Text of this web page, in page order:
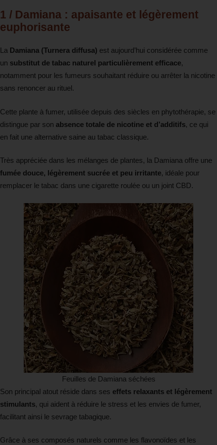
1 / Damiana : apaisante et légèrement
euphorisante
La Damiana (Turnera diffusa) est aujourd’hui considérée comme
un substitut de tabac naturel particulièrement efficace,
notamment pour les fumeurs souhaitant réduire ou arrêter la nicotine
sans renoncer au rituel.
Cette plante à fumer, utilisée depuis des siècles en phytothérapie, se
distingue par son absence totale de nicotine et d’additifs, ce qui
en fait une alternative saine au tabac classique.
Très appréciée dans les mélanges de plantes, la Damiana offre une
fumée douce, légèrement sucrée et peu irritante, idéale pour
remplacer le tabac dans une cigarette roulée ou un joint CBD.
Feuilles de Damiana séchées
Son principal atout réside dans ses effets relaxants et légèrement
stimulants, qui aident à réduire le stress et les envies de fumer,
facilitant ainsi le sevrage tabagique.
Grâce à ses composés naturels comme les flavonoïdes et les